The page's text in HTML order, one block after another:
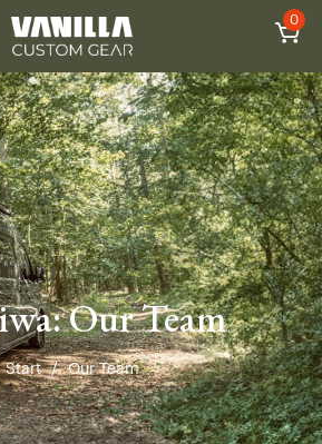
0
Our Team
Start / Our Team